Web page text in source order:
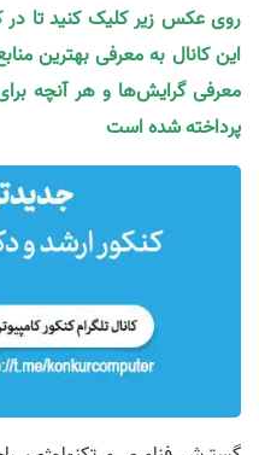
روی عکس زیر کلیک کنید تا در
این کانال به معرفی بهترین
معرفی گرایش‌ها و هر آنچه
پرداخته شده است